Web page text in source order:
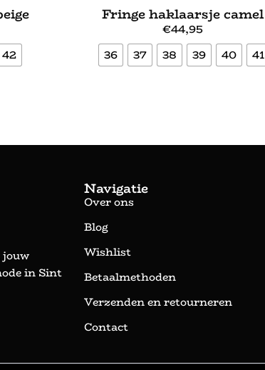
42
Fringe haklaarsje camel
€44,95
36
37 38 39 40 41
jouw
in Sint
Navigatie
Over ons
Blog
Wishlist
Betaalmethoden
Verzenden en retourneren
Contact